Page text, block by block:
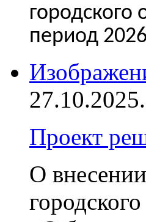
период
27.10.2025.
Проект
О